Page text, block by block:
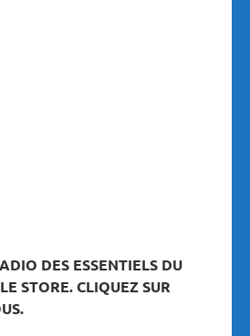
DES ESSENTIELS DU
STORE. CLIQUEZ SUR